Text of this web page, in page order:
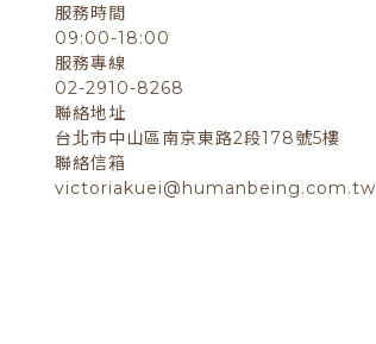
服務時間
09:00-18:00
服務專線
02-2910-8268
聯絡地址
台北市中山區南京東路2段178號5樓
聯絡信箱
victoriakuei@humanbeing.com.tw